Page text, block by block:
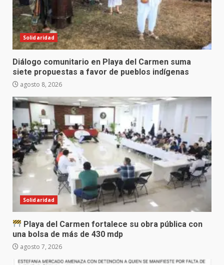
Solidaridad
Diálogo comunitario en Playa del Carmen suma
siete propuestas a favor de pueblos indígenas
agosto 8, 2026
Solidaridad
Playa del Carmen fortalece su obra pública con
una bolsa de más de 430 mdp
agosto 7, 2026